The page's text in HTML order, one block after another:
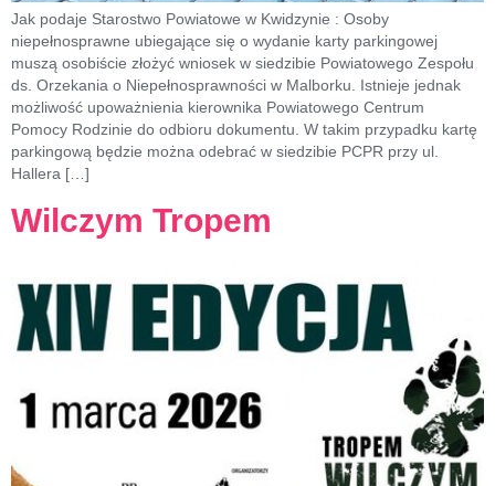
Jak podaje Starostwo Powiatowe w Kwidzynie : Osoby
niepełnosprawne ubiegające się o wydanie karty parkingowej
muszą osobiście złożyć wniosek w siedzibie Powiatowego Zespołu
ds. Orzekania o Niepełnosprawności w Malborku. Istnieje jednak
możliwość upoważnienia kierownika Powiatowego Centrum
Pomocy Rodzinie do odbioru dokumentu. W takim przypadku kartę
parkingową będzie można odebrać w siedzibie PCPR przy ul.
Hallera […]
Wilczym Tropem